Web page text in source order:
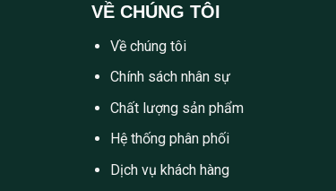
VỀ CHÚNG TÔI
Về chúng tôi
Chính sách nhân sự
Chất lượng sản phẩm
Hệ thống phân phối
Dịch vụ khách hàng